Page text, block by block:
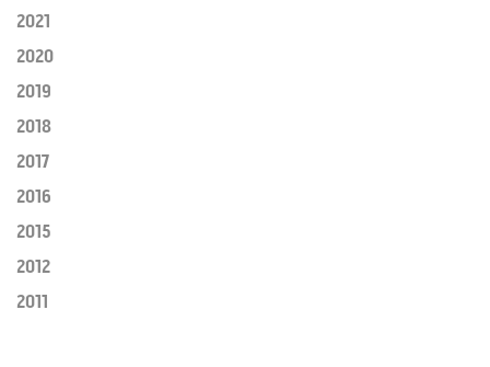
2021
2020
2019
2018
2017
2016
2015
2012
2011